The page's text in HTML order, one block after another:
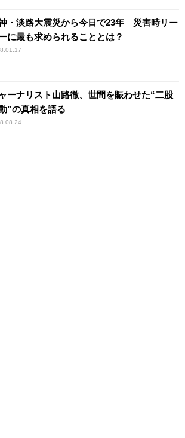
・淡路大震災から今日で23年 災害時リー
に最も求められることとは？
ーナリスト山路徹、世間を賑わせた“二股
”の真相を語る